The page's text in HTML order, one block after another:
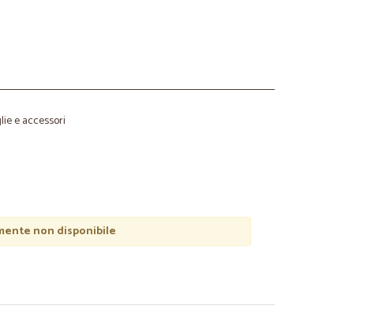
e accessori
non disponibile